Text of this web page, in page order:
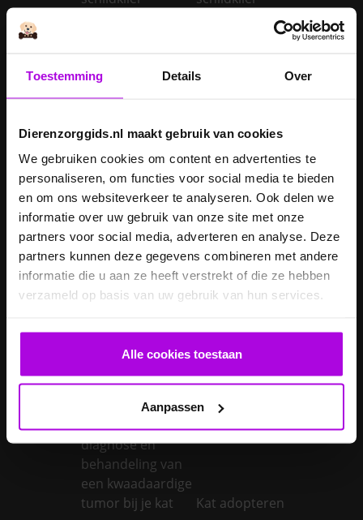
Toestemming Details Over
Dierenzorggids.nl maakt gebruik van cookies
We gebruiken cookies om content en advertenties te
personaliseren, om functies voor social media te bieden
en om ons websiteverkeer te analyseren. Ook delen we
informatie over uw gebruik van onze site met onze
partners voor social media, adverteren en analyse. Deze
partners kunnen deze gegevens combineren met andere
informatie die u aan ze heeft verstrekt of die ze hebben
verzameld op basis van uw gebruik van hun services.
Alle cookies toestaan
Aanpassen
Is een kerstboom
Je hond wordt
geopereerd – wat
kan je
verwachten?
Je kat naar een
pension brengen
Je kat wordt
geopereerd – wat
kan je
verwachten?
Je kater laten
castreren
castreren
steriliseren
Je konijnen
vaccineren
Kanker bij honden
Kanker bij katten:
symptomen,
diagnose en
behandeling van
een kwaadaardige
tumor bij je kat
Kat adopteren